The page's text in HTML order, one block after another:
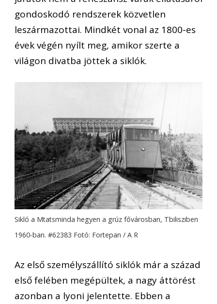
gondoskodó rendszerek közvetlen
leszármazottai. Mindkét vonal az 1800-es
évek végén nyílt meg, amikor szerte a
világon divatba jöttek a siklók.
Sikló a Mtatsminda hegyen a grúz fővárosban, Tbilisziben
1960-ban. #62383 Fotó: Fortepan / A R
Az első személyszállító siklók már a század
első felében megépültek, a nagy áttörést
azonban a lyoni jelentette. Ebben a